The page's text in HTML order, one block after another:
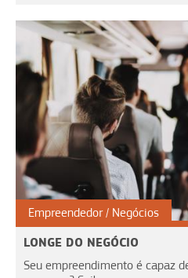
Empreendedor Negócios
LONGE DO NEGÓCIO
Seu empreendimento é capaz